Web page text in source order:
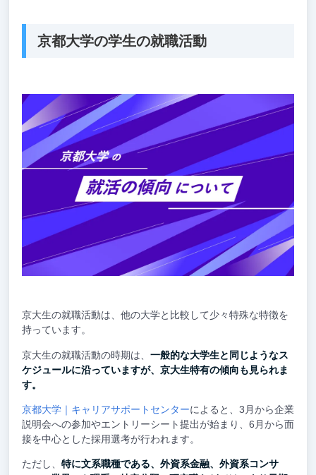
京都大学の学生の就職活動
京大生の就職活動は、他の大学と比較して少々特殊な特徴を
持っています。
京大生の就職活動の時期は、 一般的な大学生と同じようなス
ケジュールに沿っていますが、京大生特有の傾向も見られま
す。
京都大学｜キャリアサポートセンターによると、3月から企業
説明会への参加やエントリーシート提出が始まり、6月から面
接を中心とした採用選考が行われます。
ただし、 特に文系職種である、外資系金融、外資系コンサ